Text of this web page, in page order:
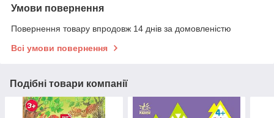
Умови повернення
Повернення товару впродовж 14 днів за домовленістю
Всі умови повернення
Подібні товари компанії